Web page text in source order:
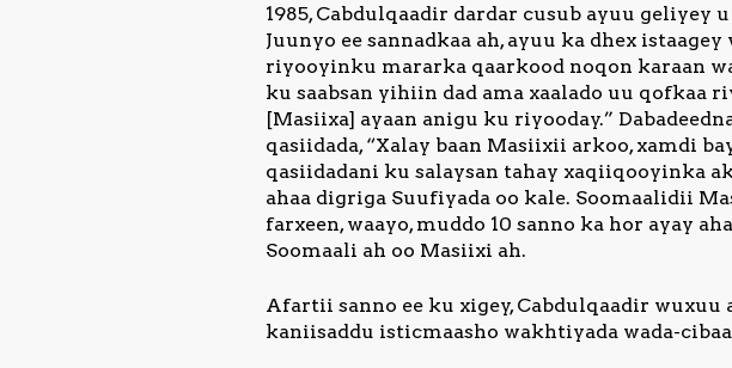
1985, Cabdulqaadir dardar cusub ayuu geliyey
Juunyo ee sannadkaa ah, ayuu ka dhex
riyooyinku mararka qaarkood noqon karaan
ku saabsan yihiin dad ama xaalado uu qofkaa
[Masiixa] ayaan anigu ku riyooday.”
qasiidada, “Xalay baan Masiixii arkoo, xamdi
qasiidadani ku salaysan tahay xaqiiqooyinka
ahaa digriga Suufiyada oo kale. Soomaalidii
farxeen, waayo, muddo 10 sanno ka hor ayay
Soomaali ah oo Masiixi ah.
Afartii sanno ee ku xigey, Cabdulqaadir wuxuu
kaniisaddu isticmaasho wakhtiyada wada-